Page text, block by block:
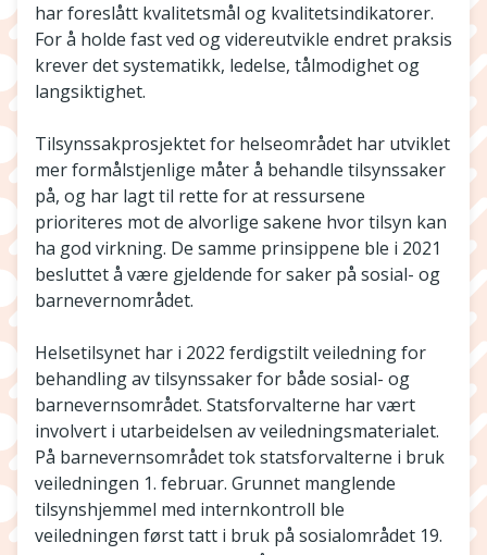
har foreslått kvalitetsmål og kvalitetsindikatorer.
For å holde fast ved og videreutvikle endret praksis
krever det systematikk, ledelse, tålmodighet og
langsiktighet.
Tilsynssakprosjektet for helseområdet har utviklet
mer formålstjenlige måter å behandle tilsynssaker
på, og har lagt til rette for at ressursene
prioriteres mot de alvorlige sakene hvor tilsyn kan
ha god virkning. De samme prinsippene ble i 2021
besluttet å være gjeldende for saker på sosial- og
barnevernområdet.
Helsetilsynet har i 2022 ferdigstilt veiledning for
behandling av tilsynssaker for både sosial- og
barnevernsområdet. Statsforvalterne har vært
involvert i utarbeidelsen av veiledningsmaterialet.
På barnevernsområdet tok statsforvalterne i bruk
veiledningen 1. februar. Grunnet manglende
tilsynshjemmel med internkontroll ble
veiledningen først tatt i bruk på sosialområdet 19.